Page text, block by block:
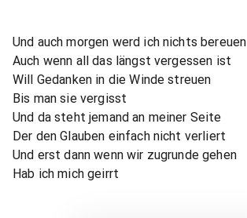
Und auch morgen werd ich nichts bereuen
Auch wenn all das längst vergessen ist
Will Gedanken in die Winde streuen
Bis man sie vergisst
Und da steht jemand an meiner Seite
Der den Glauben einfach nicht verliert
Und erst dann wenn wir zugrunde gehen
Hab ich mich geirrt